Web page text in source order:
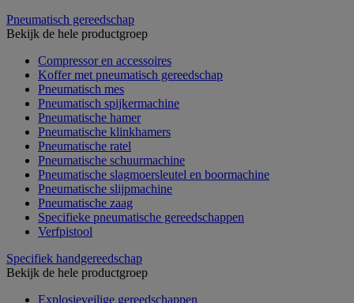
Pneumatisch gereedschap
Bekijk de hele productgroep
Compressor en accessoires
Koffer met pneumatisch gereedschap
Pneumatisch mes
Pneumatisch spijkermachine
Pneumatische hamer
Pneumatische klinkhamers
Pneumatische ratel
Pneumatische schuurmachine
Pneumatische slagmoersleutel en boormachine
Pneumatische slijpmachine
Pneumatische zaag
Specifieke pneumatische gereedschappen
Verfpistool
Specifiek handgereedschap
Bekijk de hele productgroep
Explosieveilige gereedschappen